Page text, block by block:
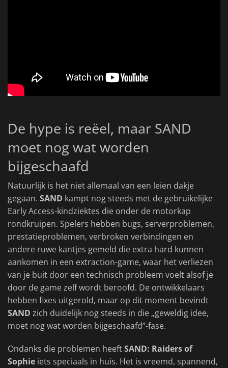
De hype is reëel, maar SAND
moet nog wat worden
bijgeschaafd
Natuurlijk is het niet allemaal van een leien dakje
gegaan. SAND kampt nog steeds met de gebruikelijke
Early Access-kindziektes die onder de motorkap
rondkruipen. Spelers hebben bugs, serverproblemen,
prestatieproblemen, verbroken verbindingen en
andere ruwe kantjes gemeld die extra hard kunnen
aankomen in een extraction-game, waar het verliezen
van je buit door een technisch probleem voelt alsof je
door de game zelf wordt beroofd. De ontwikkelaars
hebben fixes uitgerold, maar op dit moment bevindt
SAND zich duidelijk nog steeds in die „geweldig idee,
moet nog wat worden bijgeschaafd”-fase.
Ondanks die problemen heeftSAND: Raiders of
Sophie iets speciaals in huis. Het is vreemd, spannend,